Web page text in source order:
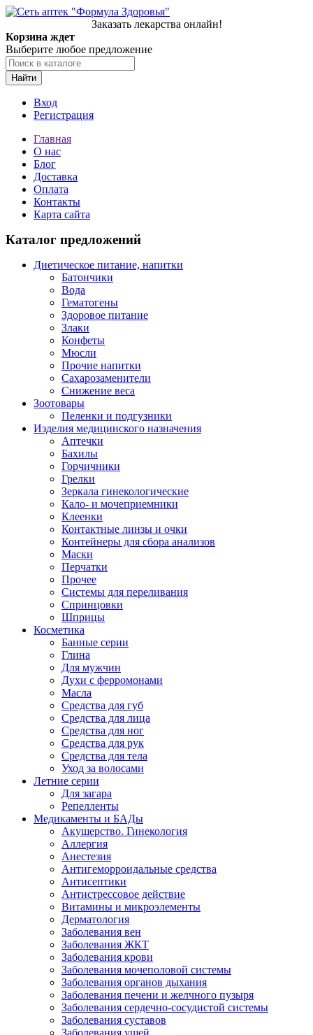
Заказать лекарства онлайн!
Корзина ждет
Выберите любое предложение
Найти
Вход
Регистрация
Главная
О нас
Блог
Доставка
Оплата
Контакты
Карта сайта
Каталог предложений
Диетическое питание, напитки
Батончики
Вода
Гематогены
Здоровое питание
Злаки
Конфеты
Мюсли
Прочие напитки
Сахарозаменители
Снижение веса
Зоотовары
Пеленки и подгузники
Изделия медицинского назначения
Аптечки
Бахилы
Горчичники
Грелки
Зеркала гинекологические
Кало- и мочеприемники
Клеенки
Контактные линзы и очки
Контейнеры для сбора анализов
Маски
Перчатки
Прочее
Системы для переливания
Спринцовки
Шприцы
Косметика
Банные серии
Глина
Для мужчин
Духи с ферромонами
Масла
Средства для губ
Средства для лица
Средства для ног
Средства для рук
Средства для тела
Уход за волосами
Летние серии
Для загара
Репелленты
Медикаменты и БАДы
Акушерство. Гинекология
Аллергия
Анестезия
Антигеморроидальные средства
Антисептики
Антистрессовое действие
Витамины и микроэлементы
Дерматология
Заболевания вен
Заболевания ЖКТ
Заболевания крови
Заболевания мочеполовой системы
Заболевания органов дыхания
Заболевания печени и желчного пузыря
Заболевания сердечно-сосудистой системы
Заболевания суставов
Заболевания ушей